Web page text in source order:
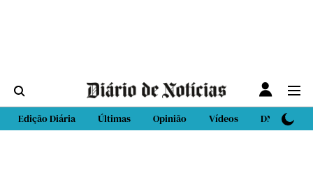
Edição Diária Últimas Opinião Vídeos DN Sport